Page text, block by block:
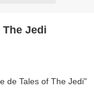
The Jedi